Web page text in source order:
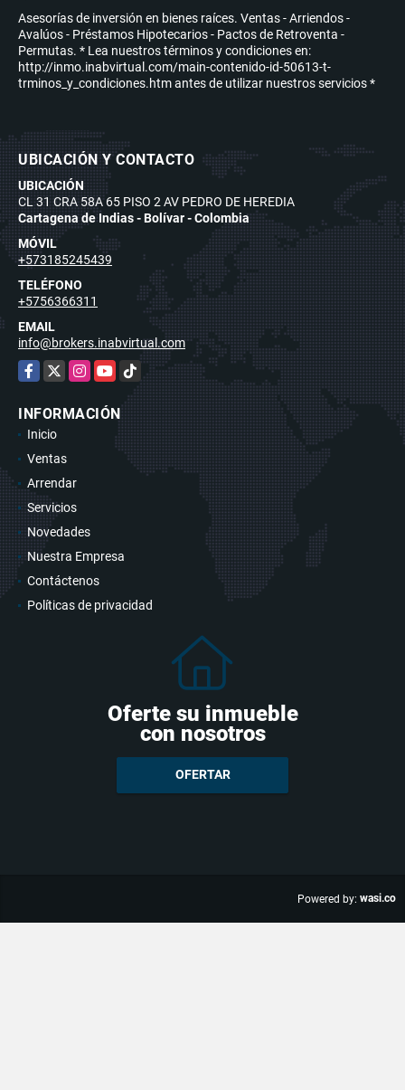
Asesorías de inversión en bienes raíces. Ventas - Arriendos -
Avalúos - Préstamos Hipotecarios - Pactos de Retroventa -
Permutas. * Lea nuestros términos y condiciones en:
http://inmo.inabvirtual.com/main-contenido-id-50613-t-
trminos_y_condiciones.htm antes de utilizar nuestros servicios *
UBICACIÓN Y CONTACTO
UBICACIÓN
CL 31 CRA 58A 65 PISO 2 AV PEDRO DE HEREDIA
Cartagena de Indias - Bolívar - Colombia
MÓVIL
+573185245439
TELÉFONO
+5756366311
EMAIL
info@brokers.inabvirtual.com
Facebook
X Instagram
YouTubeTikTok
INFORMACIÓN
Inicio
Ventas
Arrendar
Servicios
Novedades
Nuestra Empresa
Contáctenos
Políticas de privacidad
Oferte su inmueble
con nosotros
OFERTAR
Powered by: wasi.co